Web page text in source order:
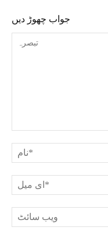
جواب چھوڑ دیں